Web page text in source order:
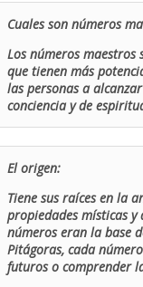
Cuales son números
Los números maestros
que tienen más
las personas a
conciencia y de
El origen:
Tiene sus raíces en la
propiedades místicas
números eran la base
Pitágoras, cada
futuros o comprender